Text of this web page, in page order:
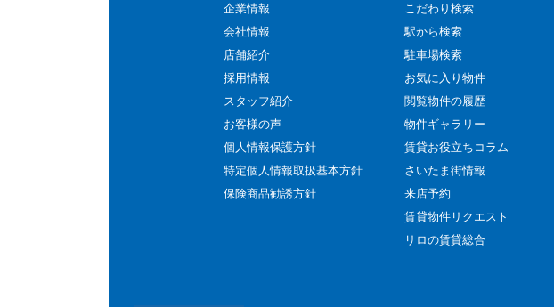
企業情報
会社情報
店舗紹介
採用情報
スタッフ紹介
お客様の声
個人情報保護方針
特定個人情報取扱基本方針
保険商品勧誘方針
こだわり検索
駅から検索
駐車場検索
お気に入り物件
閲覧物件の履歴
物件ギャラリー
賃貸お役立ちコラム
さいたま街情報
来店予約
賃貸物件リクエスト
リロの賃貸総合